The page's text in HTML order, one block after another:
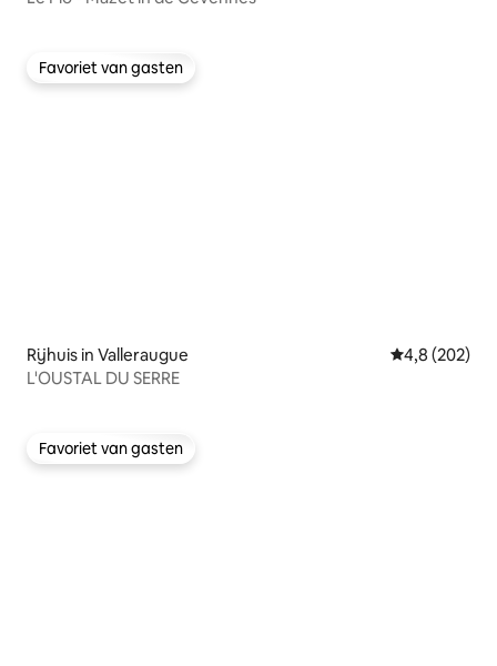
Favoriet van gasten
Favoriet van gasten
Rijhuis in Valleraugue Gemiddelde
4,8 (202)
L'OUSTAL DU SERRE
Favoriet van gasten
Favoriet van gasten